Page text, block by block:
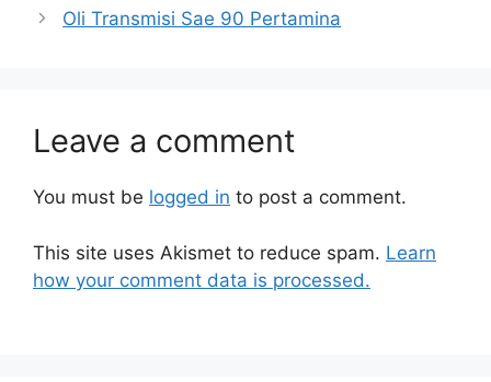
Oli Transmisi Sae 90 Pertamina
Leave a comment
You must be logged in to post a comment.
This site uses Akismet to reduce spam. Learn
how your comment data is processed.